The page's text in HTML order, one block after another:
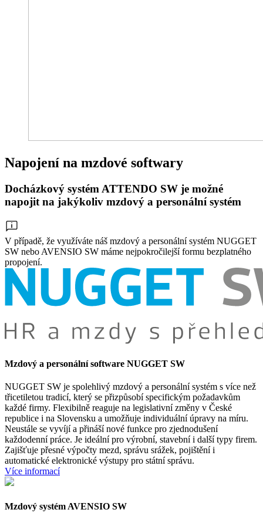
Napojení na mzdové softwary
Docházkový systém ATTENDO SW je možné
napojit na jakýkoliv mzdový a personální systém
V případě, že využíváte náš mzdový a personální systém NUGGET
SW nebo AVENSIO SW máme nejpokročilejší formu bezplatného
propojení.
Mzdový a personální software NUGGET SW
NUGGET SW je spolehlivý mzdový a personální systém s více než
třicetiletou tradicí, který se přizpůsobí specifickým požadavkům
každé firmy. Flexibilně reaguje na legislativní změny v České
republice i na Slovensku a umožňuje individuální úpravy na míru.
Neustále se vyvíjí a přináší nové funkce pro zjednodušení
každodenní práce. Je ideální pro výrobní, stavební i další typy firem.
Zajišťuje přesné výpočty mezd, správu srážek, pojištění i
automatické elektronické výstupy pro státní správu.
Více informací
Mzdový systém AVENSIO SW